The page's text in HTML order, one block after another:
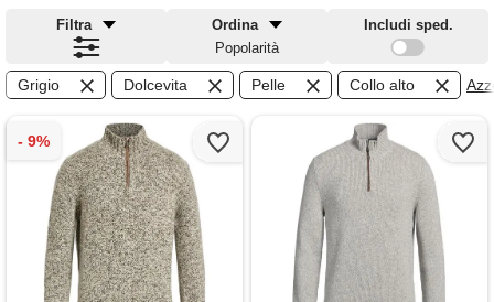
Filtra
Ordina
Popolarità
Includi sped.
Grigio Dolcevita Pelle Collo alto